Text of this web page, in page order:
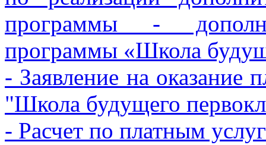
программы -
программы «Школа
- Заявление на оказание
"Школа будущего
- Расчет по платным